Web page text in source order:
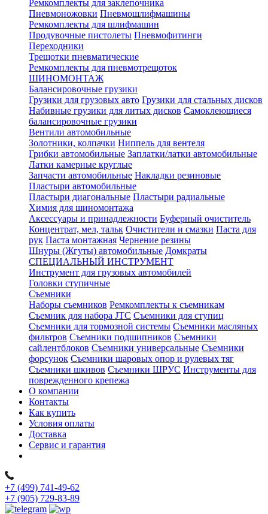
Ремкомплекты для заклепочника
Пневмоножовки Пневмошлифмашины
Ремкомплекты для шлифмашин
Продувочные пистолеты Пневмофитинги
Переходники
Трещотки пневматические
Ремкомплекты для пневмотрещоток
ШИНОМОНТАЖ
Балансировочные грузики
Грузики для грузовых авто Грузики для стальных дисков
Набивные грузики для литых дисков Самоклеющиеся
балансировочные грузики
Вентили автомобильные
Золотники, колпачки Ниппель для вентеля
Грибки автомобильные Заплатки/латки автомобильные
Латки камерные круглые
Запчасти автомобильные Накладки резиновые
Пластыри автомобильные
Пластыри диагональные Пластыри радиальные
Химия для шиномонтажа
Аксессуары и принадлежности Буферный очиститель
Концентрат, мел, тальк Очистители и смазки Паста для
рук Паста монтажная Чернение резины
Шнуры (Жгуты) автомобильные Домкраты
СПЕЦИАЛЬНЫЙ ИНСТРУМЕНТ
Инструмент для грузовых автомобилей
Головки ступичные
Съемники
Наборы съемников Ремкомплекты к съемникам
Съемник для набора JTC Съемники для ступиц
Съемники для тормозной системы Съемники масляных
фильтров Съемники подшипников Съемники
сайлентблоков Съемники универсальные Съемники
форсунок Съемники шаровых опор и рулевых тяг
Съемники шкивов Съемники ШРУС Инструменты для
поврежденного крепежа
О компании
Контакты
Как купить
Условия оплаты
Доставка
Сервис и гарантия
+7 (499) 741-49-62
+7 (905) 729-83-89